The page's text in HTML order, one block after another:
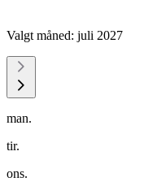
Valgt måned: juli 2027
man.
tir.
ons.